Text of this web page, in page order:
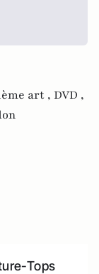
art , DVD ,
Tops